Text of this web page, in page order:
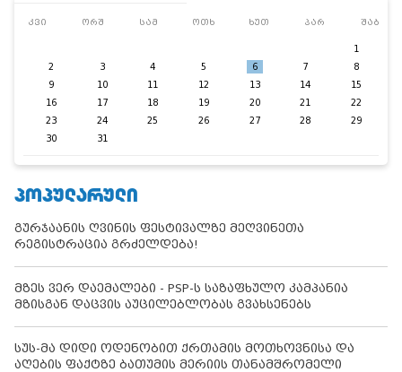
კვი ორშ სამ ოთხ ხუთ პარ შაბ
1
2
3 4 5 6 7
8
9
10 11 12 13 14
15
16
17 18 19 20 21
22
23
24 25 26 27 28
29
30
31
ᲞᲝᲞᲣᲚᲐᲠᲣᲚᲘ
გურჯაანის ღვინის ფესტივალზე მეღვინეთა
რეგისტრაცია გრძელდება!
მზეს ვერ დაემალები - PSP-ს საზაფხულო კამპანია
მზისგან დაცვის აუცილებლობას გვახსენებს
სუს-მა დიდი ოდენობით ქრთამის მოთხოვნისა და
აღების ფაქტზე ბათუმის მერიის თანამშრომელი